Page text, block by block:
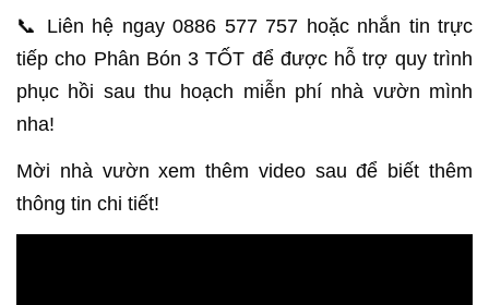
📞 Liên hệ ngay 0886 577 757 hoặc nhắn tin trực
tiếp cho Phân Bón 3 TỐT để được hỗ trợ quy trình
phục hồi sau thu hoạch miễn phí nhà vườn mình
nha!
Mời nhà vườn xem thêm video sau để biết thêm
thông tin chi tiết!